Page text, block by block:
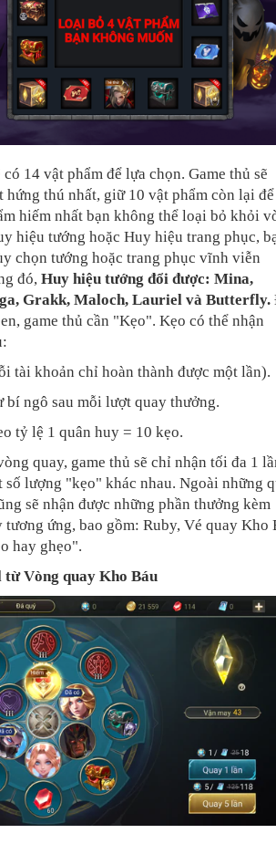
14 vật phẩm để lựa chọn. Game thủ sẽ
thú nhất, giữ 10 vật phẩm còn lại
hiếm nhất bạn không thể loại bỏ khỏi
hiệu tướng hoặc Huy hiệu trang phục,
chọn tướng hoặc trang phục vĩnh viễn
đó, Huy hiệu tướng đổi được: Mina,
Grakk, Maloch, Lauriel và Butterfly.
game thủ cần "Kẹo". Kẹo có thể nhận
tài khoản chỉ hoàn thành được một lần).
bí ngô sau mỗi lượt quay thưởng.
tỷ lệ 1 quân huy = 10 kẹo.
quay, game thủ sẽ chỉ nhận tối đa 1
lượng "kẹo" khác nhau. Ngoài những
sẽ nhận được những phần thưởng kèm
ứng, bao gồm: Ruby, Vé quay Kho
hay ghẹo".
Vòng quay Kho Báu